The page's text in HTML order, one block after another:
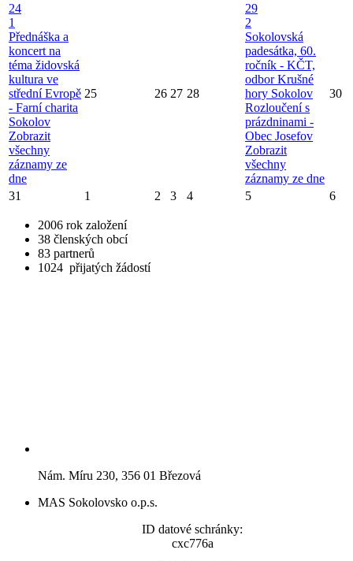
24
1
Přednáška a
koncert na
téma židovská
kultura ve
střední Evropě
- Farní charita
Sokolov
Zobrazit
všechny
záznamy ze
dne
25 26 27 28
29
2
Sokolovská
padesátka, 60.
ročník - KČT,
odbor Krušné
hory Sokolov
Rozloučení s
prázdninami -
Obec Josefov
Zobrazit
všechny
záznamy ze dne
30
31 1 2 3 4 5 6
2006 rok založení
38 členských obcí
83 partnerů
1024 přijatých žádostí
Nám. Míru 230, 356 01 Březová
MAS Sokolovsko o.p.s.
ID datové schránky:
cxc776a